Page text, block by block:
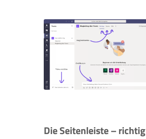
Die Seitenleiste – richtig